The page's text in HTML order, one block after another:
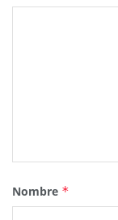
Nombre *